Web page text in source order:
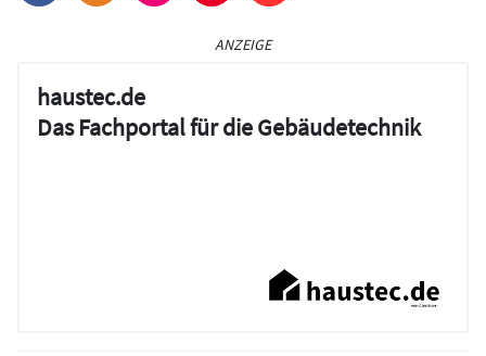
ANZEIGE
haustec.de
Das Fachportal für die Gebäudetechnik